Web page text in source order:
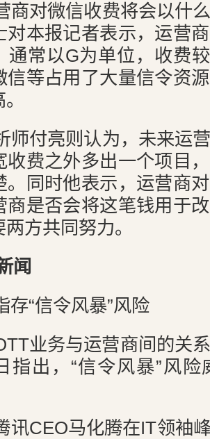
商对微信收费将会以什
对本报记者表示，运营
通常以G为单位，收费
信等占用了大量信令资
师付亮则认为，未来运
收费之外多出一个项目
。同时他表示，运营商
商是否会将这笔钱用于
方共同努力。
闻
存“信令风暴”风险
业务与运营商间的关
指出，“信令风暴”风
讯CEO马化腾在IT领袖